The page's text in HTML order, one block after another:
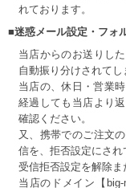
れております。
■迷惑メール設定・フォ
当店からのお送りし
自動振り分けされてし
当店の、休日・営業
経過しても当店より
確認ください。
又、携帯でのご注文
信を、拒否設定にされ
受信拒否設定を解除ま
当店のドメイン【